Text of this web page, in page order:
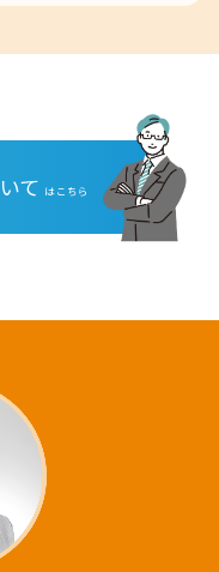
て はこちら